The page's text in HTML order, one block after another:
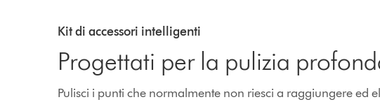
Kit di accessori intelligenti
Progettati per la pulizia
Pulisci i punti che normalmente non riesci a raggiungere ed